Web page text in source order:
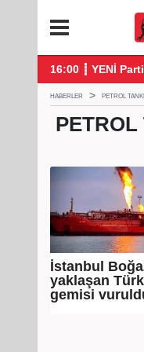
tutuklandı21:26 ┋ Çerçeve
HABERLER PETROL
PETROL
İstanbul
yaklaşan
gemisi